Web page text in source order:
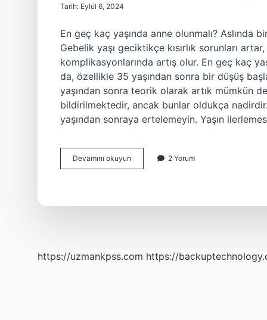
Tarih: Eylül 6, 2024
En geç kaç yaşında anne olunmalı? Aslında
Gebelik yaşı geciktikçe kısırlık sorunları
komplikasyonlarında artış olur. En geç kaç
da, özellikle 35 yaşından sonra bir düşüş
yaşından sonra teorik olarak artık mümkün
bildirilmektedir, ancak bunlar oldukça
yaşından sonraya ertelemeyin. Yaşın
Devamını okuyun
Olmak
2 Yorum
https://uzmankpss.com https://